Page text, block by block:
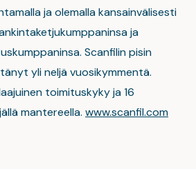
ja olemalla kansainvälisesti
ja
Scanfilin pisin
yli neljä vuosikymmentä.
toimituskyky ja 16
mantereella. www.scanfil.com